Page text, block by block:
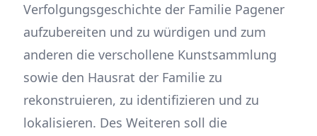
Verfolgungsgeschichte der Familie Pagener
aufzubereiten und zu würdigen und zum
anderen die verschollene Kunstsammlung
sowie den Hausrat der Familie zu
rekonstruieren, zu identifizieren und zu
lokalisieren. Des Weiteren soll die